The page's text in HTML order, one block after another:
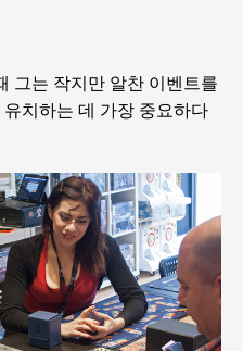
그는 작지만 알찬 이벤트를
치하는 데 가장 중요하다